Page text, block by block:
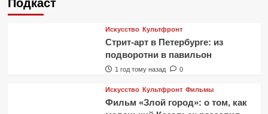
Подкаст
Искусство Культфронт
Стрит-арт в Петербурге: из
подворотни в павильон
1 год тому назад 0
Искусство Культфронт Фильмы
Фильм «Злой город»: о том, как